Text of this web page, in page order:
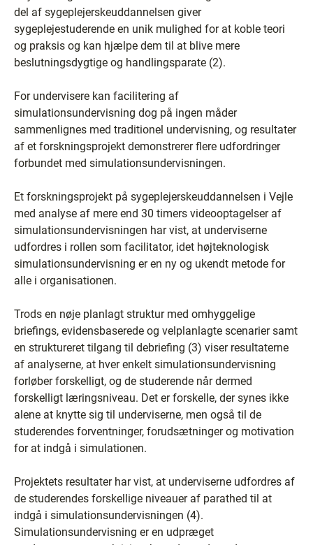
del af sygeplejerskeuddannelsen giver
sygeplejestuderende en unik mulighed for at koble teori
og praksis og kan hjælpe dem til at blive mere
beslutningsdygtige og handlingsparate (2).
For undervisere kan facilitering af
simulationsundervisning dog på ingen måder
sammenlignes med traditionel undervisning, og resultater
af et forskningsprojekt demonstrerer flere udfordringer
forbundet med simulationsundervisningen.
Et forskningsprojekt på sygeplejerskeuddannelsen i Vejle
med analyse af mere end 30 timers videooptagelser af
simulationsundervisningen har vist, at underviserne
udfordres i rollen som facilitator, idet højteknologisk
simulationsundervisning er en ny og ukendt metode for
alle i organisationen.
Trods en nøje planlagt struktur med omhyggelige
briefings, evidensbaserede og velplanlagte scenarier samt
en struktureret tilgang til debriefing (3) viser resultaterne
af analyserne, at hver enkelt simulationsundervisning
forløber forskelligt, og de studerende når dermed
forskelligt læringsniveau. Det er forskelle, der synes ikke
alene at knytte sig til underviserne, men også til de
studerendes forventninger, forudsætninger og motivation
for at indgå i simulationen.
Projektets resultater har vist, at underviserne udfordres af
de studerendes forskellige niveauer af parathed til at
indgå i simulationsundervisningen (4).
Simulationsundervisning er en udpræget